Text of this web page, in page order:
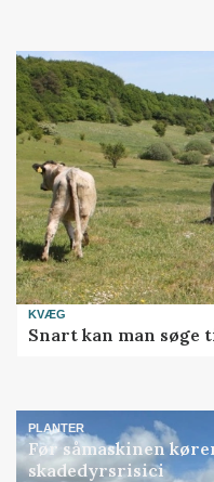
KVÆG
Snart kan man
PLANTER
Før såmaskinen
skadedyrsrisici